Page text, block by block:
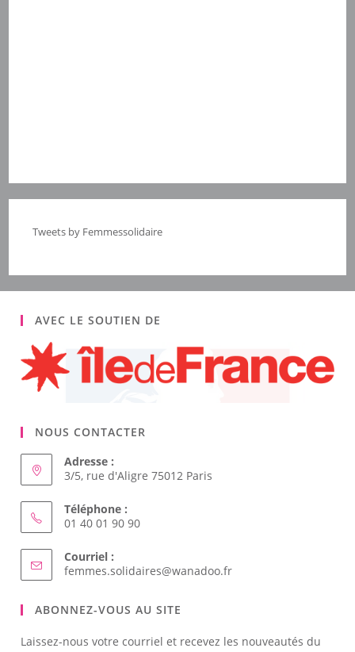
Tweets by Femmessolidaire
AVEC LE SOUTIEN DE
3/5, rue d'Aligre 75012 Paris